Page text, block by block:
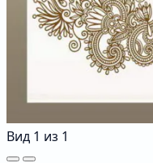
Вид 1 из 1